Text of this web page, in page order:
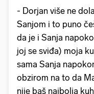
- Dorjan više ne
Sanjom i to puno
da je i Sanja
joj se sviđa) moja
sama Sanja
obzirom na to da
nije baš najbolja